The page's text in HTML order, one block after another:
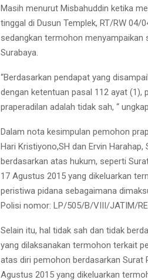
Masih menurut Misbahuddin ketika
tinggal di Dusun Templek, RT/RW 04/
sedangkan termohon menyampaikan
Surabaya.
“Berdasarkan pendapat yang
dengan ketentuan pasal 112 ayat (1),
praperadilan adalah tidak sah, “
Dalam nota kesimpulan pemohon
Hari Kristiyono,SH dan Ervin
berdasarkan atas hukum, seperti
17 Agustus 2015 yang dikeluarkan
peristiwa pidana sebagaimana
Polisi nomor: LP/505/B/VIII/JATIM/
Selain itu, hal tidak sah dan tidak
yang dilaksanakan termohon terkait
atas diri pemohon berdasarkan Surat
Agustus 2015 yang dikeluarkan